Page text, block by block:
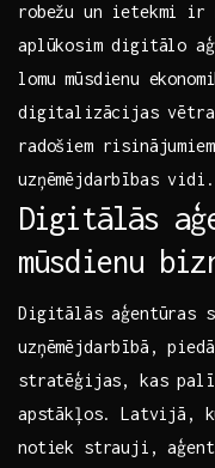
robežu un ietekmi‍ ir
aplūkosim digitālo
lomu mūsdienu⁣
digitalizācijas vētra
radošiem
uzņēmējdarbības ‍vidi.
Digitālās
mūsdienu
Digitālās aģentūras
uzņēmējdarbībā,
stratēģijas, kas
⁢apstākļos. Latvijā,
notiek strauji,